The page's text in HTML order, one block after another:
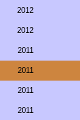
2012
2012
2011
2011
2011
2011